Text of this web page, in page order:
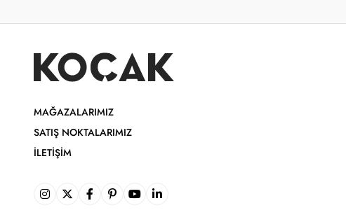
MAĞAZALARIMIZ
SATIŞ NOKTALARIMIZ
İLETIŞIM